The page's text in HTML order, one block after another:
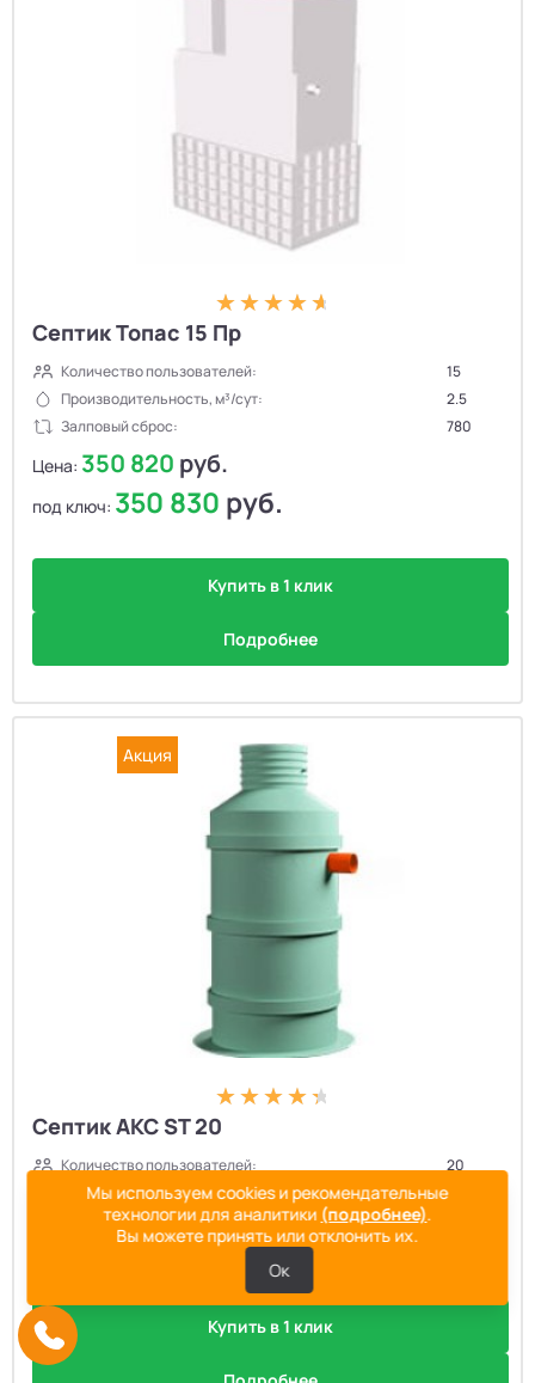
Септик Топас 15 Пр
Количество пользователей:
15
Производительность, м³/сут:
2.5
Залповый сброс:
780
Цена: 350 820 руб.
под ключ: 350 830 руб.
Купить в 1 клик
Подробнее
Акция
Септик АКС ST 20
Количество пользователей:
20
Производительность, м³/сут:
3.5
Залповый сброс:
руб.
Купить в 1 клик
Мы используем cookies и рекомендательные
технологии для аналитики (подробнее).
Вы можете принять или отклонить их.
Ок